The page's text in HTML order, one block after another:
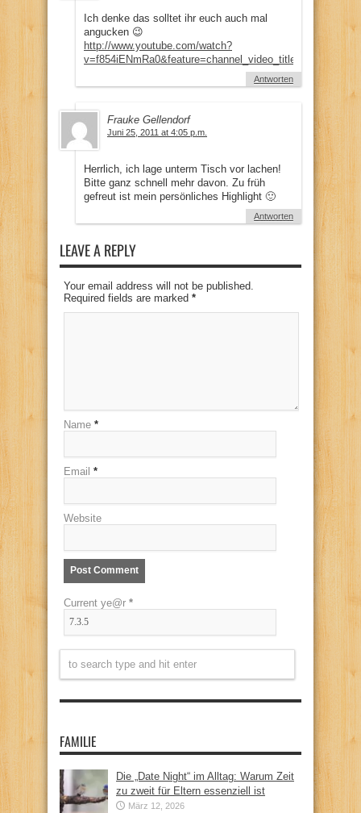
Ich denke das solltet ihr euch auch mal
angucken 😉
http://www.youtube.com/watch?
v=f854iENmRa0&feature=channel_video_title
Antworten
Frauke Gellendorf
Juni 25, 2011 at 4:05 p.m.
Herrlich, ich lage unterm Tisch vor lachen!
Bitte ganz schnell mehr davon. Zu früh
gefreut ist mein persönliches Highlight 🙂
Antworten
LEAVE A REPLY
Your email address will not be published.
Required fields are marked *
Name *
Email *
Website
Current ye@r *
FAMILIE
Die „Date Night“ im Alltag: Warum Zeit
zu zweit für Eltern essenziell ist
März 12, 2026